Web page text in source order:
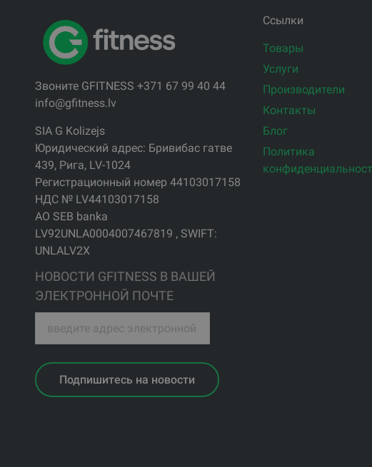
Звоните GFITNESS +371 67 99 40 44
info@gfitness.lv
SIA G Kolizejs
Юридический адрес: Бривибас гатве
439, Рига, LV-1024
Регистрационный номер 44103017158
НДС № LV44103017158
АО SEB banka
LV92UNLA0004007467819 , SWIFT:
UNLALV2X
НОВОСТИ GFITNESS В ВАШЕЙ
ЭЛЕКТРОННОЙ ПОЧТЕ
Подпишитесь на новости
Ссылки
Товары
Услуги
Производители
Контакты
Блог
Политика